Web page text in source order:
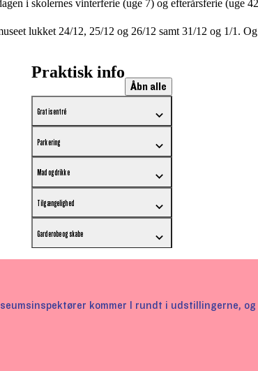
i skolernes vinterferie (uge 7) og efterårsferie (uge
lukket 24/12, 25/12 og 26/12 samt 31/12 og 1/1. Og
Praktisk info
Åbn alle
Gratis entré
Parkering
Mad og drikke
Tilgængelighed
Garderobe og skabe
kommer I rundt i udstillingerne,